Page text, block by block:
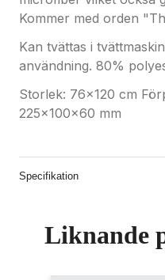
Kommer med orden
Kan tvättas i
användning. 80%
Storlek: 76x120 cm
225x100x60 mm
Specifikation
Liknande